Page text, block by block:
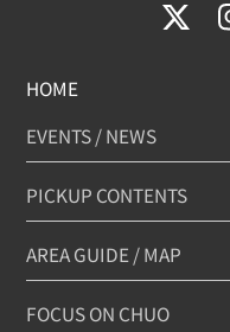
HOME
EVENTS / NEWS
PICKUP CONTENTS
AREA GUIDE / MAP
FOCUS ON CHUO